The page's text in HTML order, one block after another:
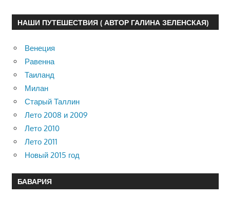
НАШИ ПУТЕШЕСТВИЯ ( АВТОР ГАЛИНА ЗЕЛЕНСКАЯ)
Венеция
Равенна
Таиланд
Милан
Старый Таллин
Лето 2008 и 2009
Лето 2010
Лето 2011
Новый 2015 год
БАВАРИЯ